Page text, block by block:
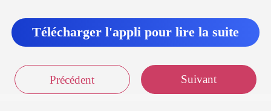
Télécharger l'appli pour lire la suite
Précédent Suivant